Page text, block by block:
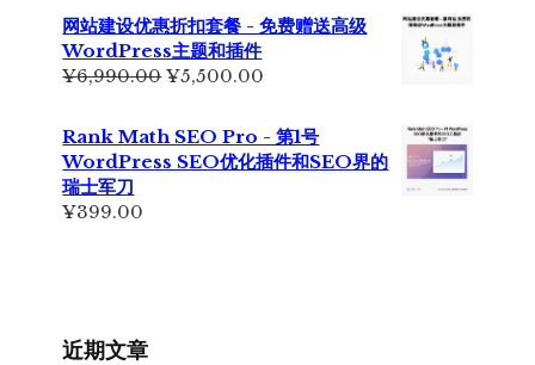
为：
¥2,999.00。
价
格
为：
网站建设优惠折扣套餐 - 免费赠送高级
WordPress主题和插件
¥6,990.00原
¥6,990.00。
¥5,500.00
价
格
为：
Rank Math SEO Pro - 第1号
WordPress SEO优化插件和SEO界的
瑞士军刀
¥399.00
近期文章